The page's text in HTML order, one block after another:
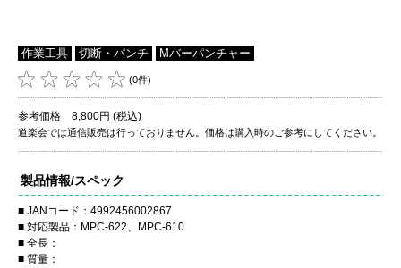
作業工具 切断・パンチ Mバーパンチャー
(0件)
参考価格 8,800円 (税込)
道楽会では通信販売は行っておりません。価格は購入時のご参考にしてください。
製品情報/スペック
JANコード：4992456002867
対応製品：MPC-622、MPC-610
全長：
質量：